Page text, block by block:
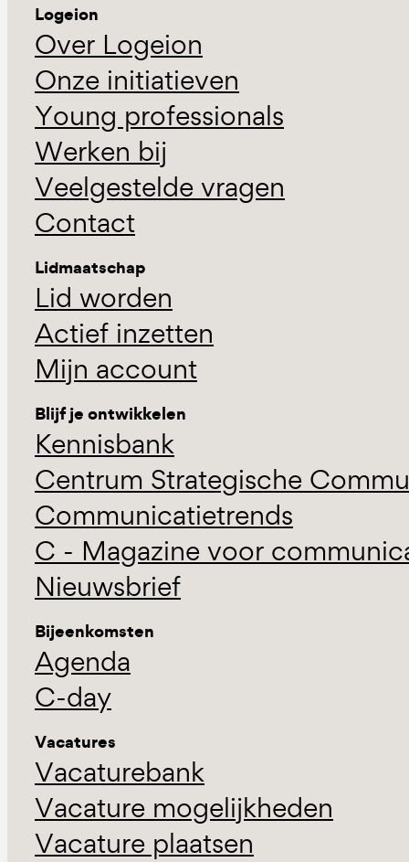
Logeion
Over Logeion
Onze initiatieven
Young professionals
Werken bij
Veelgestelde vragen
Contact
Lidmaatschap
Lid worden
Actief inzetten
Mijn account
Blijf je ontwikkelen
Kennisbank
Centrum Strategische
Communicatietrends
C - Magazine voor
Nieuwsbrief
Bijeenkomsten
Agenda
C-day
Vacatures
Vacaturebank
Vacature mogelijkheden
Vacature plaatsen